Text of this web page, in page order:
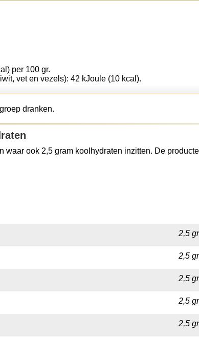
per 100 gr.
vet en vezels): 42 kJoule (10 kcal).
dranken.
waar ook 2,5 gram koolhydraten inzitten. De
2,5
2,5
2,5
2,5
2,5